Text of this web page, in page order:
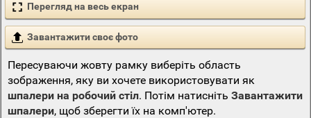
Перегляд на весь екран
Завантажити своє фото
Пересуваючи жовту рамку виберіть область
зображення, яку ви хочете використовувати як
шпалери на робочий стіл. Потім натисніть Завантажити
шпалери, щоб зберегти їх на комп'ютер.